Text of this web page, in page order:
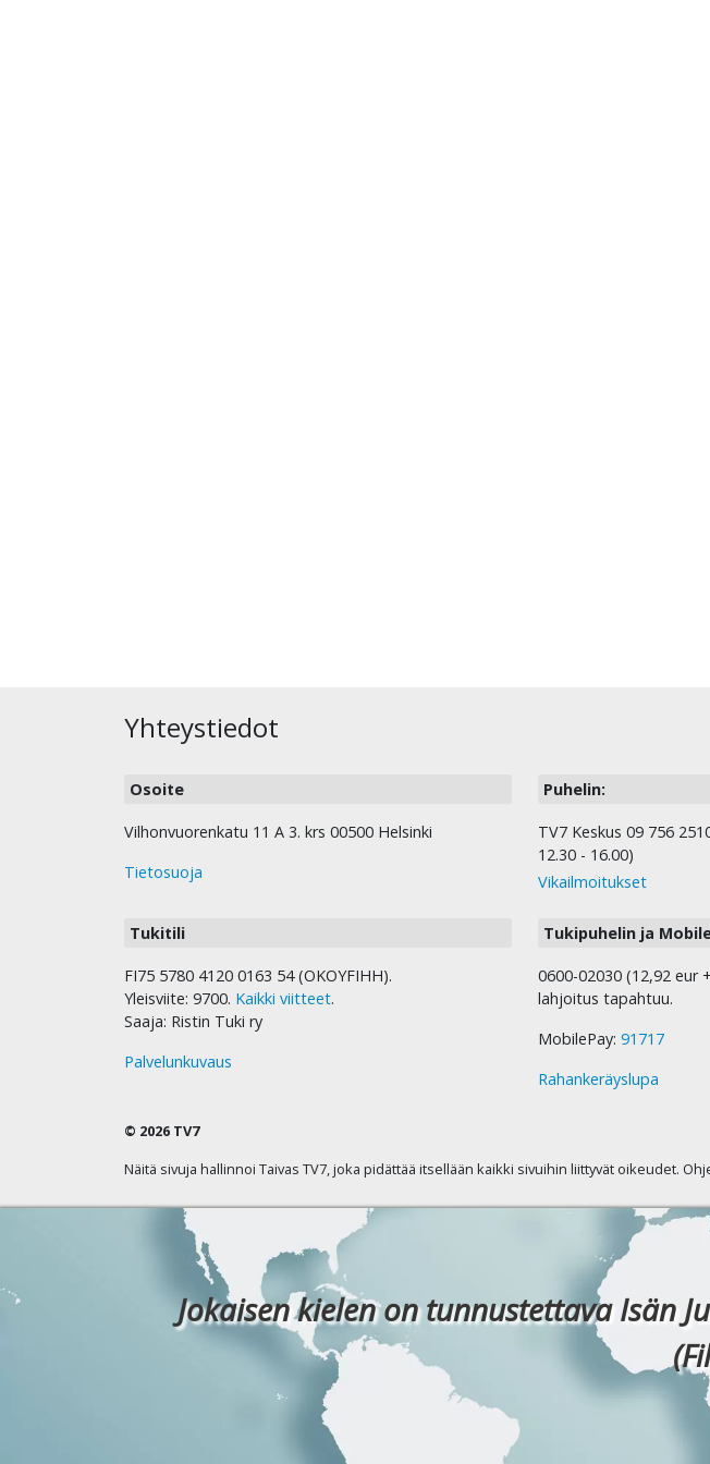
Yhteystiedot
Osoite
Vilhonvuorenkatu 11 A 3. krs 00500 Helsinki
Tietosuoja
Puhelin:
TV7 Keskus 09 756
12.30 - 16.00)
Vikailmoitukset
Tukitili
FI75 5780 4120 0163 54 (OKOYFIHH).
Yleisviite: 9700. Kaikki viitteet.
Saaja: Ristin Tuki ry
Palvelunkuvaus
Tukipuhelin ja
0600-02030 (12,92 eur
lahjoitus tapahtuu.
MobilePay: 91717
Rahankeräyslupa
© 2026 TV7
Näitä sivuja hallinnoi Taivas TV7, joka pidättää itsellään kaikki sivuihin liittyvät oikeudet.
Jokaisen kielen on tunnustettava Isän